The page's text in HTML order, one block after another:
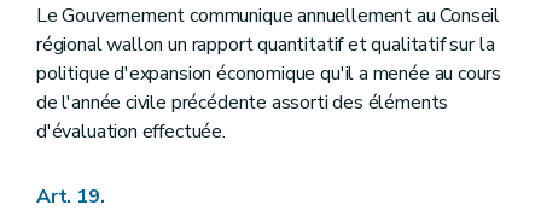
Le Gouvernement communique annuellement au Conseil
régional wallon un rapport quantitatif et qualitatif sur la
politique d'expansion économique qu'il a menée au cours
de l'année civile précédente assorti des éléments
d'évaluation effectuée.
Art. 19.